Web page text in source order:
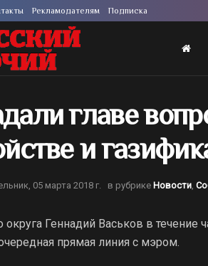
Рекламодателям Подписка
главе
и
05 марта 2018 г. в рубрике Новости
округа Геннадий Васьков в течение
прямая линия с мэром.